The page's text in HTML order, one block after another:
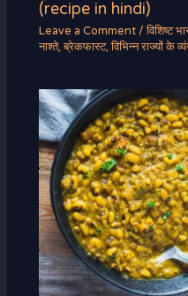
(recipe in hindi)
Leave a Comment /विशिष्ट
नाश्ते,ब्रेकफास्ट,विभिन्न राज्यों के